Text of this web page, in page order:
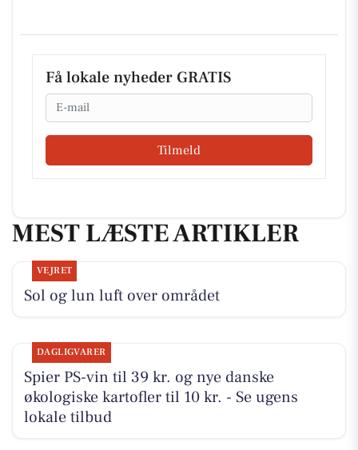
Få lokale nyheder GRATIS
Email
Tilmeld
MEST LÆSTE ARTIKLER
VEJRET
Sol og lun luft over området
DAGLIGVARER
Spier PS-vin til 39 kr. og nye danske
økologiske kartofler til 10 kr. - Se ugens
lokale tilbud